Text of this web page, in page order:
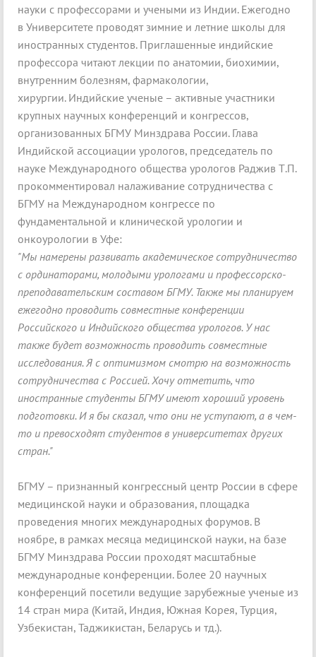
науки с профессорами и учеными из Индии. Ежегодно
в Университете проводят зимние и летние школы для
иностранных студентов. Приглашенные индийские
профессора читают лекции по анатомии, биохимии,
внутренним болезням, фармакологии,
хирургии. Индийские ученые – активные участники
крупных научных конференций и конгрессов,
организованных БГМУ Минздрава России. Глава
Индийской ассоциации урологов, председатель по
науке Международного общества урологов Раджив Т.П.
прокомментировал налаживание сотрудничества с
БГМУ на Международном конгрессе по
фундаментальной и клинической урологии и
онкоурологии в Уфе:
"Мы намерены развивать академическое сотрудничество
с ординаторами, молодыми урологами и профессорско-
преподавательским составом БГМУ. Также мы планируем
ежегодно проводить совместные конференции
Российского и Индийского общества урологов. У нас
также будет возможность проводить совместные
исследования. Я с оптимизмом смотрю на возможность
сотрудничества с Россией. Хочу отметить, что
иностранные студенты БГМУ имеют хороший уровень
подготовки. И я бы сказал, что они не уступают, а в чем-
то и превосходят студентов в университетах других
стран."
БГМУ – признанный конгрессный центр России в сфере
медицинской науки и образования, площадка
проведения многих международных форумов. В
ноябре, в рамках месяца медицинской науки, на базе
БГМУ Минздрава России проходят масштабные
международные конференции. Более 20 научных
конференций посетили ведущие зарубежные ученые из
14 стран мира (Китай, Индия, Южная Корея, Турция,
Узбекистан, Таджикистан, Беларусь и тд.).